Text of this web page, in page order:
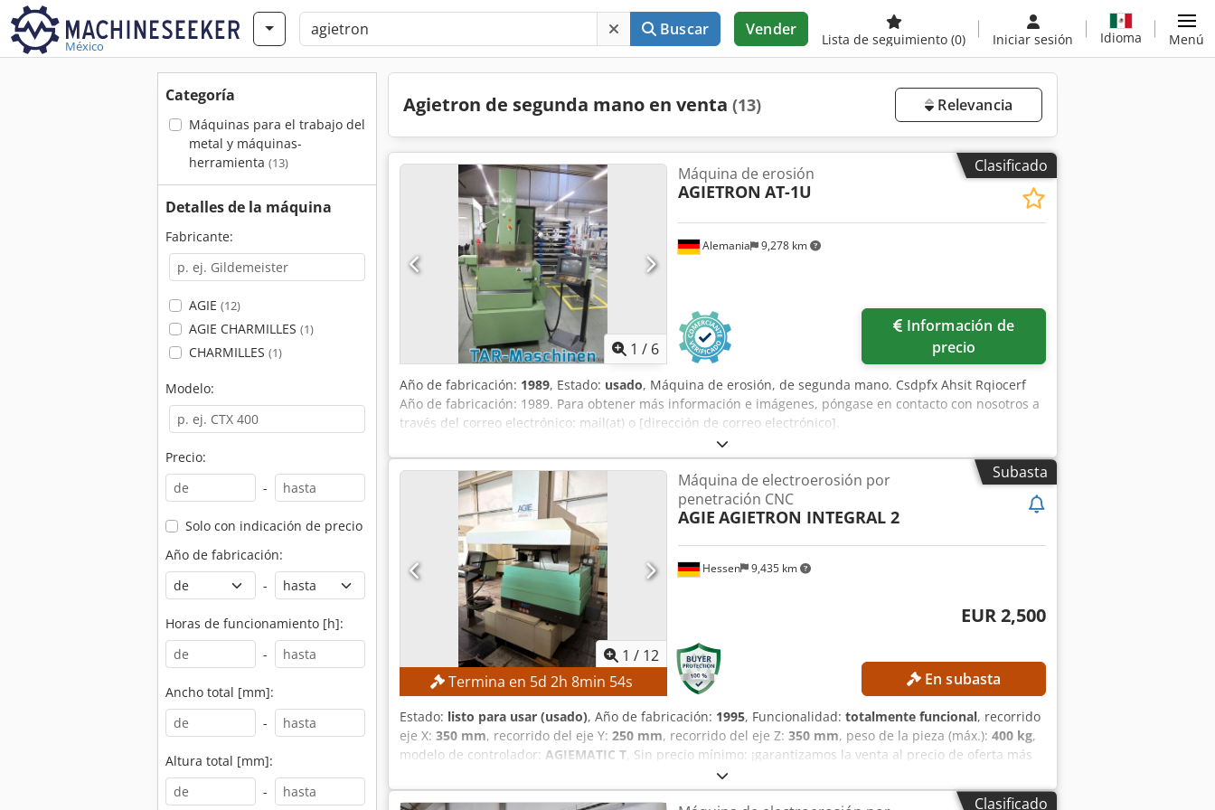
México
Buscar Vender
Lista de seguimiento (0) Iniciar sesión Idioma Menú
Categoría
Máquinas para el trabajo del
metal y máquinas-
herramienta (13)
Detalles de la máquina
Fabricante:
AGIE (12)
AGIE CHARMILLES (1)
CHARMILLES (1)
Modelo:
Precio:
-
Solo con indicación de precio
Año de fabricación:
-
Horas de funcionamiento [h]:
-
Ancho total [mm]:
-
Altura total [mm]:
-
Agietron de segunda mano en venta (13) Relevancia
Clasificado
1 / 6
Alemania 9,278 km
Máquina de erosión
AGIETRON AT-1U
precio
Año de fabricación: 1989, Estado: usado, Máquina de erosión, de segunda mano. Csdpfx Ahsit Rqiocerf
Año de fabricación: 1989. Para obtener más información e imágenes, póngase en contacto con nosotros a
través del correo electrónico: mail(at) o [dirección de correo electrónico].
Subasta
1 / 12
Termina en 5d 2h 8min 53s
Hessen 9,435 km
Máquina de electroerosión por
penetración CNC
AGIE AGIETRON INTEGRAL 2
EUR 2,500
En subasta
Estado: listo para usar (usado), Año de fabricación: 1995, Funcionalidad: totalmente funcional, recorrido
eje X: 350 mm, recorrido del eje Y: 250 mm, recorrido del eje Z: 350 mm, peso de la pieza (máx.): 400 kg,
modelo de controlador: AGIEMATIC T, Sin precio mínimo: ¡garantizamos la venta al precio de oferta más
alto! DETALLES TÉCNICOS Recorrido en el eje X: 350 mm Recorrido en el eje Y: 250 mm Recorrido en el eje
Z: 350 mm Avance rápido: aprox. 720 mm/min Ejes: 4 (X, Y, Z, C) Área de trabajo Tamaño de la mesa: 600 ×
Clasificado